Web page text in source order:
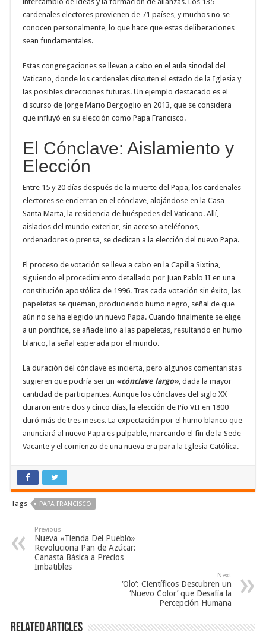
cardenales electores provienen de 71 países, y muchos no se
conocen personalmente, lo que hace que estas deliberaciones
sean fundamentales.
Estas congregaciones se llevan a cabo en el aula sinodal del
Vaticano, donde los cardenales discuten el estado de la Iglesia y
las posibles direcciones futuras. Un ejemplo destacado es el
discurso de Jorge Mario Bergoglio en 2013, que se considera
que influyó en su elección como Papa Francisco.
El Cónclave: Aislamiento y
Elección
Entre 15 y 20 días después de la muerte del Papa, los cardenales
electores se encierran en el cónclave, alojándose en la Casa
Santa Marta, la residencia de huéspedes del Vaticano. Allí,
aislados del mundo exterior, sin acceso a teléfonos,
ordenadores o prensa, se dedican a la elección del nuevo Papa.
El proceso de votación se lleva a cabo en la Capilla Sixtina,
siguiendo el procedimiento detallado por Juan Pablo II en una
constitución apostólica de 1996. Tras cada votación sin éxito, las
papeletas se queman, produciendo humo negro, señal de que
aún no se ha elegido un nuevo Papa. Cuando finalmente se elige
a un pontífice, se añade lino a las papeletas, resultando en humo
blanco, la señal esperada por el mundo.
La duración del cónclave es incierta, pero algunos comentaristas
sugieren que podría ser un «cónclave largo» , dada la mayor
cantidad de participantes. Aunque los cónclaves del siglo XX
duraron entre dos y cinco días, la elección de Pío VII en 1800
duró más de tres meses. La expectación por el humo blanco que
anunciará al nuevo Papa es palpable, marcando el fin de la Sede
Vacante y el comienzo de una nueva era para la Iglesia Católica.
Tags PAPA FRANCISCO
Previous
Nueva «Tienda Del Pueblo»
Revoluciona Pan de Azúcar:
Canasta Básica a Precios
Imbatibles
Next
‘Olo’: Científicos Descubren un
‘Nuevo Color’ que Desafía la
Percepción Humana
Related Articles